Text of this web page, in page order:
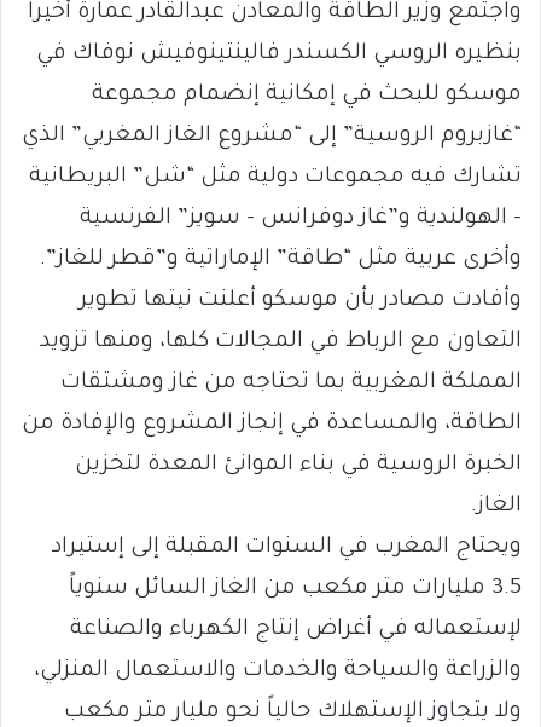
واجتمع وزير الطاقة والمعادن عبدالقادر عمارة أخيراً
بنظيره الروسي الكسندر فالينتينوفيش نوفاك في
موسكو للبحث في إمكانية إنضمام مجموعة
“غازبروم الروسية” إلى “مشروع الغاز المغربي” الذي
تشارك فيه مجموعات دولية مثل “شل” البريطانية
– الهولندية و”غاز دوفرانس – سويز” الفرنسية
وأخرى عربية مثل “طاقة” الإماراتية و”قطر للغاز”.
وأفادت مصادر بأن موسكو أعلنت نيتها تطوير
التعاون مع الرباط في المجالات كلها، ومنها تزويد
المملكة المغربية بما تحتاجه من غاز ومشتقات
الطاقة، والمساعدة في إنجاز المشروع والإفادة من
الخبرة الروسية في بناء الموانئ المعدة لتخزين
الغاز.
ويحتاج المغرب في السنوات المقبلة إلى إستيراد
3.5 مليارات متر مكعب من الغاز السائل سنوياً
لإستعماله في أغراض إنتاج الكهرباء والصناعة
والزراعة والسياحة والخدمات والاستعمال المنزلي،
ولا يتجاوز الإستهلاك حالياً نحو مليار متر مكعب